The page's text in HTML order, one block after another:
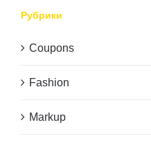
Рубрики
Coupons
Fashion
Markup